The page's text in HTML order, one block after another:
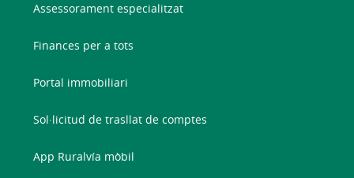
Assessorament especialitzat
Finances per a tots
Portal immobiliari
Sol·licitud de trasllat de comptes
App Ruralvía mòbil